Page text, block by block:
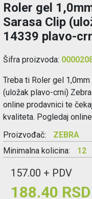
Registracija
korisnika
Blog
Roler gel
Sarasa Clip
14339 plavo-
Šifra proizvoda:
Treba ti Roler gel
(uložak plavo-crni)
online prodavnici te
kvaliteta. Pogledaj
Proizvođač:
ZEBRA
Minimalna kolicina:
12
157.00 + PDV
188.40 RSD